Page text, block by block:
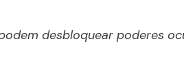
desbloquear poderes